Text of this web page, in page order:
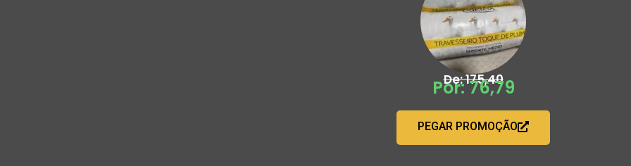
De: 175,40
Por: 76,79
PEGAR PROMOÇÃO